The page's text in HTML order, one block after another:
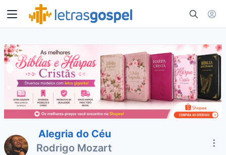
Alegria do Céu
Rodrigo Mozart